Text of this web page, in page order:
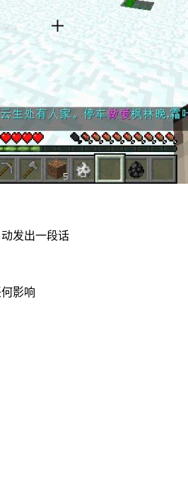
发出一段话
影响